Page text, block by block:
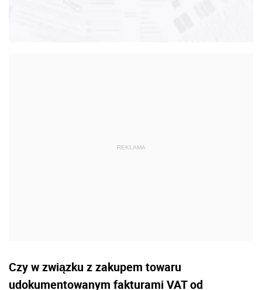
Czy w związku z zakupem towaru
udokumentowanym fakturami VAT od